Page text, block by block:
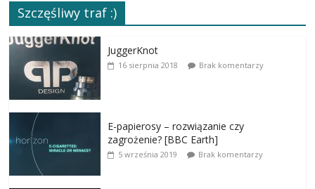
Szczęśliwy traf :)
JuggerKnot
16 sierpnia 2018 Brak komentarzy
E-papierosy – rozwiązanie czy
zagrożenie? [BBC Earth]
5 września 2019 Brak komentarzy